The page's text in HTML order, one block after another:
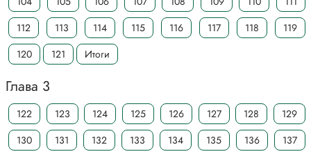
112
113 114 115 116 117 118
119
120
121 Итоги
Глава 3
122 123 124 125 126 127 128
129
130
131 132 133 134 135 136
137